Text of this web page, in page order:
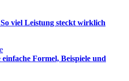
viel Leistung steckt wirklich
Formel, Beispiele und